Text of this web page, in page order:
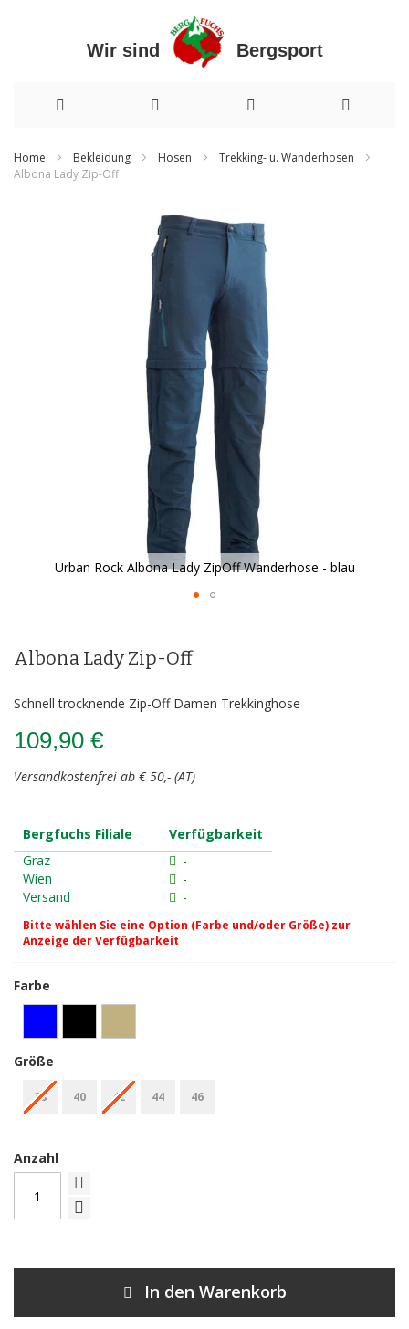
Wir sind Bergsport
zum
Home Bekleidung Hosen
Trekking- u. Wanderhosen
Albona Lady Zip-Off
Urban Rock Albona Lady ZipOff Wanderhose - blau
der
Albona Lady Zip-Off
Schnell trocknende Zip-Off Damen Trekkinghose
109,90 €
Versandkostenfrei ab € 50,- (AT)
Bergfuchs Filiale
Verfügbarkeit
Graz
-
Wien
-
Versand
-
Bitte wählen Sie eine Option (Farbe und/oder Größe) zur
Anzeige der Verfügbarkeit
Farbe
Größe
38 40 42 44 46
Anzahl
In den Warenkorb